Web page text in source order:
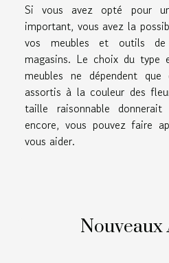
Si vous avez opté pour
important, vous avez la
vos meubles et outils de
magasins. Le choix du
meubles ne dépendent
assortis à la couleur des
taille raisonnable
encore, vous pouvez faire
vous aider.
Nouveaux